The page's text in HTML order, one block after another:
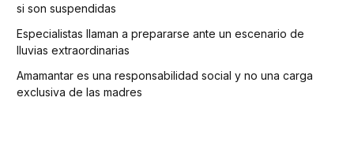
si son suspendidas
Especialistas llaman a prepararse ante un escenario de
lluvias extraordinarias
Amamantar es una responsabilidad social y no una carga
exclusiva de las madres